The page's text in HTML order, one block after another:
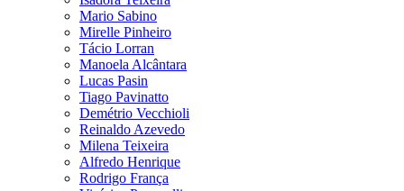
Mario Sabino
Mirelle Pinheiro
Tácio Lorran
Manoela Alcântara
Lucas Pasin
Tiago Pavinatto
Demétrio Vecchioli
Reinaldo Azevedo
Milena Teixeira
Alfredo Henrique
Rodrigo França